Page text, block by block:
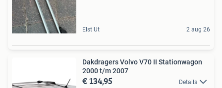
Elst Ut 2 aug 26
Dakdragers Volvo V70 II Stationwagon
2000 t/m 2007
€ 134,95 Details